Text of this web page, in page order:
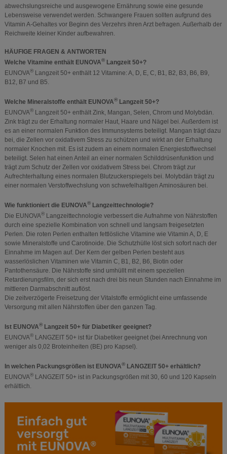
abwechslungsreiche und ausgewogene Ernährung sowie eine gesunde
Lebensweise verwendet werden. Schwangere Frauen sollten aufgrund des
Vitamin A-Gehaltes vor Beginn des Verzehrs ihren Arzt befragen. Außerhalb der
Reichweite kleiner Kinder aufbewahren.
HÄUFIGE FRAGEN & ANTWORTEN
Welche Vitamine enthält EUNOVA®Langzeit 50+?
EUNOVA®Langzeit 50+ enthält 12 Vitamine: A, D, E, C, B1, B2, B3, B6, B9,
B12, B7 und B5.
Welche Mineralstoffe enthält EUNOVA®Langzeit 50+?
EUNOVA®Langzeit 50+ enthält Zink, Mangan, Selen, Chrom und Molybdän.
Zink trägt zu der Erhaltung normaler Haut, Haare und Nägel bei. Außerdem ist
es an einer normalen Funktion des Immunsystems beteiligt. Mangan trägt dazu
bei, die Zellen vor oxidativem Stress zu schützen und wirkt an der Erhaltung
normaler Knochen mit. Es ist zudem an einem normalen Energiestoffwechsel
beteiligt. Selen hat einen Anteil an einer normalen Schilddrüsenfunktion und
trägt zum Schutz der Zellen vor oxidativem Stress bei. Chrom trägt zur
Aufrechterhaltung eines normalen Blutzuckerspiegels bei. Molybdän trägt zu
einer normalen Verstoffwechslung von schwefelhaltigen Aminosäuren bei.
Wie funktioniert die EUNOVA®Langzeittechnologie?
Die EUNOVA®Langzeittechnologie verbessert die Aufnahme von Nährstoffen
durch eine spezielle Kombination von schnell und langsam freigesetzten
Perlen. Die roten Perlen enthalten fettlösliche Vitamine wie Vitamin A, D, E
sowie Mineralstoffe und Carotinoide. Die Schutzhülle löst sich sofort nach der
Einnahme im Magen auf. Der Kern der gelben Perlen besteht aus
wasserlöslichen Vitaminen wie Vitamin C, B1, B2, B6, Biotin oder
Pantothensäure. Die Nährstoffe sind umhüllt mit einem speziellen
Retardierungsfilm, der sich erst nach drei bis neun Stunden nach Einnahme im
mittleren Darmabschnitt auflöst.
Die zeitverzögerte Freisetzung der Vitalstoffe ermöglicht eine umfassende
Versorgung mit allen Nährstoffen über den ganzen Tag.
Ist EUNOVA®Langzeit 50+ für Diabetiker geeignet?
EUNOVA®LANGZEIT 50+ ist für Diabetiker geeignet (bei Anrechnung von
weniger als 0,02 Broteinheiten (BE) pro Kapsel).
In welchen Packungsgrößen ist EUNOVA®LANGZEIT 50+ erhältlich?
EUNOVA®LANGZEIT 50+ ist in Packungsgrößen mit 30, 60 und 120 Kapseln
erhältlich.